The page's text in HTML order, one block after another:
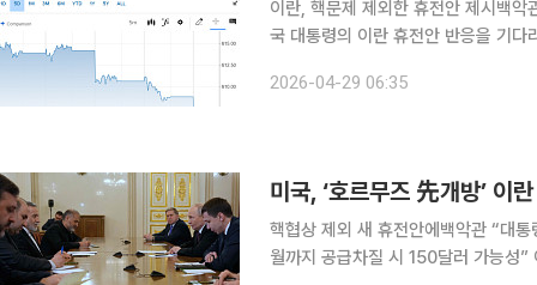
이란, 핵문제 제외한 휴전안 제시백
국 대통령의 이란 휴전안 반응을 기다리며 28
푸르트증시 DAX지수는 65.27포인
2026-04-29 06:35
핵협상 제외 새 휴전안에백악관 “대
월까지 공급차질 시 150달러 가능성